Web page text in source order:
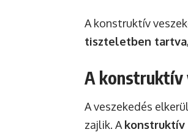
A konstruktív
tiszteletben tartva
A konstruktív
A veszekedés
zajlik. A konstruktív